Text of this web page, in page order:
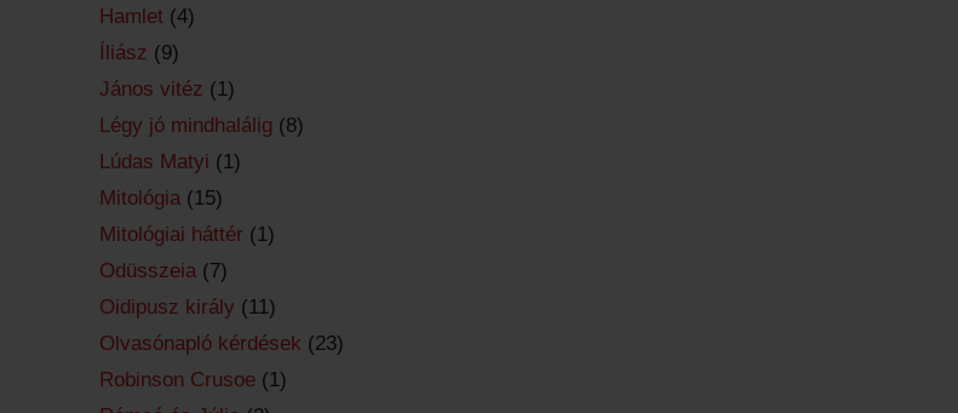
Hamlet (4)
Íliász (9)
János vitéz (1)
Légy jó mindhalálig (8)
Lúdas Matyi (1)
Mitológia (15)
Mitológiai háttér (1)
Odüsszeia (7)
Oidipusz király (11)
Olvasónapló kérdések (23)
Robinson Crusoe (1)